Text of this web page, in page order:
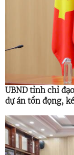
UBND tỉnh chỉ
dự án tồn đọng,